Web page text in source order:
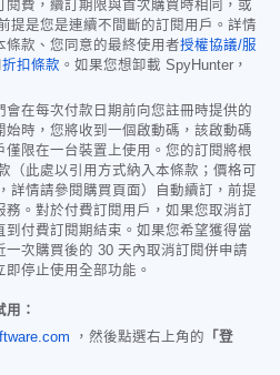
費，續訂期限與首次購買時相同，或
提是您是連續不間斷的訂閱用戶。詳情
款、您同意的最終使用者授權協議/服
折扣條款 。如果您想卸載 SpyHunter，
在每次付款日期前向您註冊時提供的
時，您將收到一個啟動碼，該啟動碼
限在一台裝置上使用。您的訂閱將根
（此處以引用方式納入本條款；價格可
詳情請參閱購買頁面）自動續訂，前提
。對於付費訂閱用戶，如果您取消訂
到付費訂閱期結束。如果您希望獲得當
次購買後的 30 天內取消訂閱併申請
停止使用全部功能。
：
，然後點選右上角的 「登